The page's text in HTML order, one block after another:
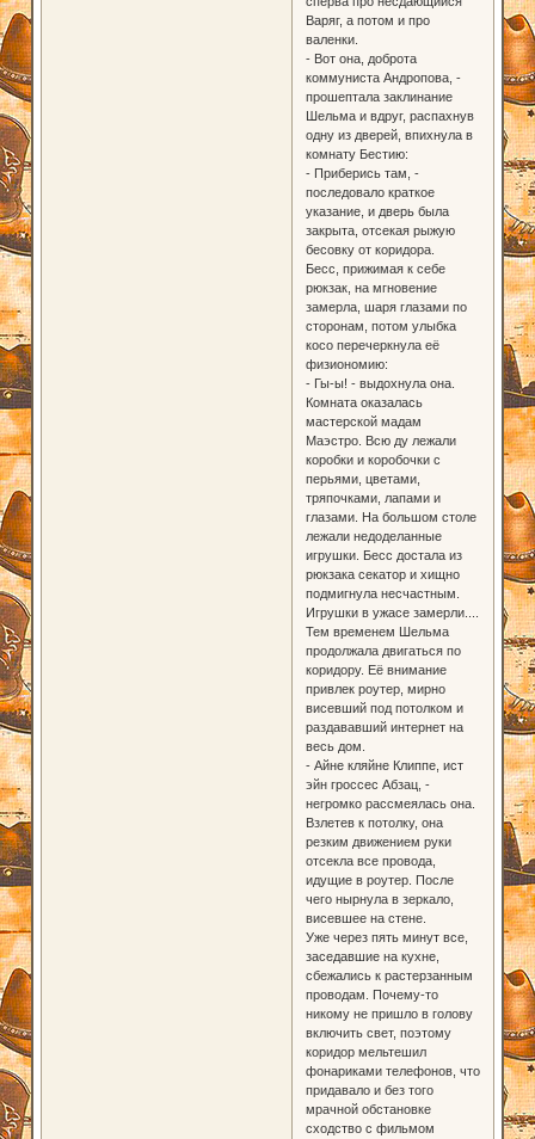
Варяг, а потом и про
валенки.
- Вот она, доброта
коммуниста Андропова, -
прошептала заклинание
Шельма и вдруг, распахнув
одну из дверей, впихнула в
комнату Бестию:
- Приберись там, -
последовало краткое
указание, и дверь была
закрыта, отсекая рыжую
бесовку от коридора.
Бесс, прижимая к себе
рюкзак, на мгновение
замерла, шаря глазами по
сторонам, потом улыбка
косо перечеркнула её
физиономию:
- Гы-ы! - выдохнула она.
Комната оказалась
мастерской мадам
Маэстро. Всю ду лежали
коробки и коробочки с
перьями, цветами,
тряпочками, лапами и
глазами. На большом столе
лежали недоделанные
игрушки. Бесс достала из
рюкзака секатор и хищно
подмигнула несчастным.
Игрушки в ужасе замерли....
Тем временем Шельма
продолжала двигаться по
коридору. Её внимание
привлек роутер, мирно
висевший под потолком и
раздававший интернет на
весь дом.
- Айне кляйне Клиппе, ист
эйн гроссес Абзац, -
негромко рассмеялась она.
Взлетев к потолку, она
резким движением руки
отсекла все провода,
идущие в роутер. После
чего нырнула в зеркало,
висевшее на стене.
Уже через пять минут все,
заседавшие на кухне,
сбежались к растерзанным
проводам. Почему-то
никому не пришло в голову
включить свет, поэтому
коридор мельтешил
фонариками телефонов, что
придавало и без того
мрачной обстановке
сходство с фильмом